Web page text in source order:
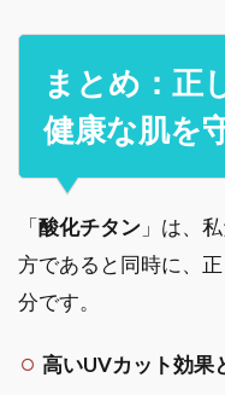
まとめ：正
健康な肌を
「酸化チタン 」は、
方であると同時に、
分です。
高いUVカット効果